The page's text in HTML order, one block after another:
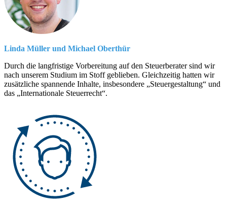
Linda Müller und Michael Oberthür
Durch die langfristige Vorbereitung auf den Steuerberater sind wir
nach unserem Studium im Stoff geblieben. Gleichzeitig hatten wir
zusätzliche spannende Inhalte, insbesondere „Steuergestaltung“ und
das „Internationale Steuerrecht“.